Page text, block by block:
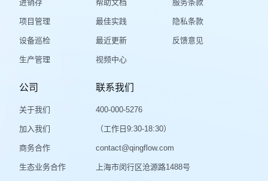
进销存
项目管理
设备巡检
生产管理
帮助文档
最佳实践
最近更新
视频中心
服务条款
隐私条款
反馈意见
公司
关于我们
加入我们
商务合作
生态业务合作
联系我们
400-000-5276
（工作日9:30-18:30）
contact@qingflow.com
上海市闵行区沧源路1488号